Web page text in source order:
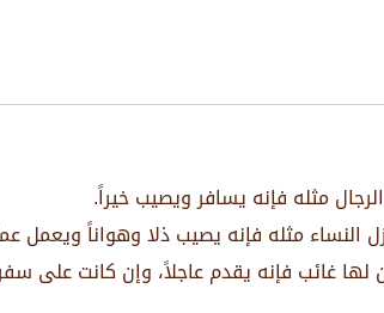
مثله فإنه يسافر ويصيب خيراً.
النساء مثله فإنه يصيب ذلا وهواناً ويعمل
غائب فإنه يقدم عاجلاً، وإن كانت على